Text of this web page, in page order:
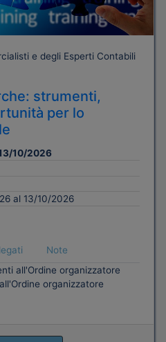
e degli Esperti Contabili
strumenti,
per lo
10/2026
al 13/10/2026
Note
all'Ordine organizzatore
organizzatore